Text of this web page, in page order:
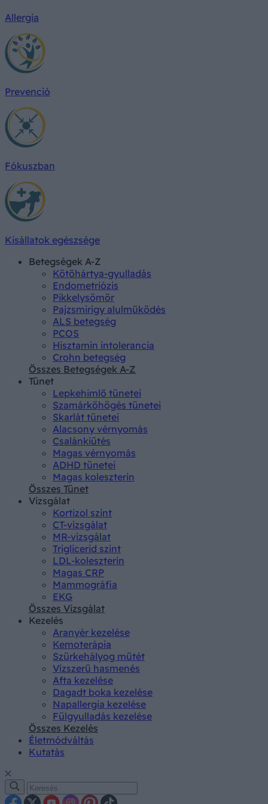
Allergia
Prevenció
Fókuszban
Kisállatok egészsége
Betegségek A-Z
Kötőhártya-gyulladás
Endometriózis
Pikkelysömör
Pajzsmirigy alulműködés
ALS betegség
PCOS
Hisztamin intolerancia
Crohn betegség
Összes Betegségek A-Z
Tünet
Lepkehimlő tünetei
Szamárköhögés tünetei
Skarlát tünetei
Alacsony vérnyomás
Csalánkiütés
Magas vérnyomás
ADHD tünetei
Magas koleszterin
Összes Tünet
Vizsgálat
Kortizol szint
CT-vizsgálat
MR-vizsgálat
Triglicerid szint
LDL-koleszterin
Magas CRP
Mammográfia
EKG
Összes Vizsgálat
Kezelés
Aranyér kezelése
Kemoterápia
Szürkehályog műtét
Vízszerű hasmenés
Afta kezelése
Dagadt boka kezelése
Napallergia kezelése
Fülgyulladás kezelése
Összes Kezelés
Életmódváltás
Kutatás